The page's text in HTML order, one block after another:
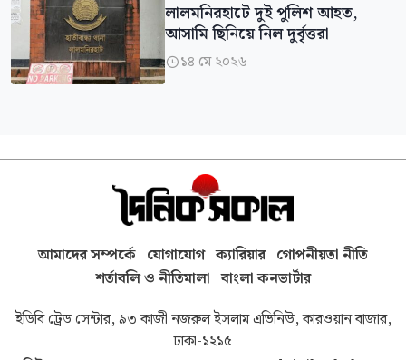
লালমনিরহাটে দুই পুলিশ আহত,
আসামি ছিনিয়ে নিল দুর্বৃত্তরা
১৪ মে ২০২৬
আমাদের সম্পর্কে যোগাযোগ ক্যারিয়ার গোপনীয়তা নীতি
শর্তাবলি ও নীতিমালা বাংলা কনভার্টার
ইডিবি ট্রেড সেন্টার, ৯৩ কাজী নজরুল ইসলাম এভিনিউ, কারওয়ান বাজার,
ঢাকা-১২১৫